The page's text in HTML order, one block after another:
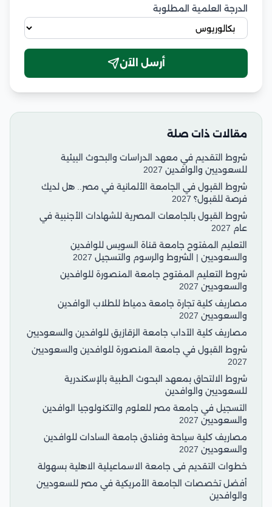
الدرجة العلمية المطلوبة
أرسل الآن
مقالات ذات صلة
شروط التقديم في معهد الدراسات والبحوث البيئية
للسعوديين والوافدين 2027
شروط القبول في الجامعة الألمانية في مصر.. هل لديك
فرصة للقبول؟ 2027
شروط القبول بالجامعات المصرية للشهادات الأجنبية في
عام 2027
التعليم المفتوح جامعة قناة السويس للوافدين
والسعوديين | الشروط والرسوم والتسجيل 2027
شروط التعليم المفتوح جامعة المنصورة للوافدين
والسعوديين 2027
مصاريف كلية تجارة جامعة دمياط للطلاب الوافدين
والسعوديين 2027
مصاريف كلية الآداب جامعة الزقازيق للوافدين والسعوديين
شروط القبول في جامعة المنصورة للوافدين والسعوديين
2027
شروط الالتحاق بمعهد البحوث الطبية بالإسكندرية
للسعوديين والوافدين
التسجيل في جامعة مصر للعلوم والتكنولوجيا الوافدين
والسعوديين 2027
مصاريف كلية سياحة وفنادق جامعة السادات للوافدين
والسعوديين 2027
خطوات التقديم فى جامعة الاسماعيلية الاهلية بسهولة
أفضل تخصصات الجامعة الأمريكية في مصر للسعوديين
والوافدين